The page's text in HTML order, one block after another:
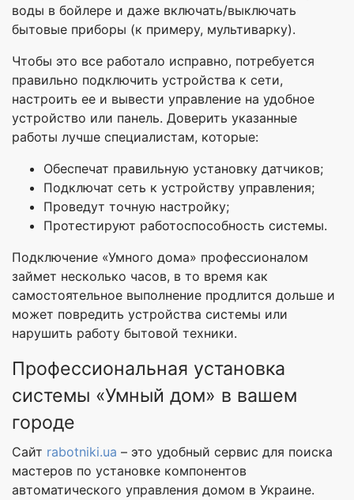
воды в бойлере и даже включать/выключать
бытовые приборы (к примеру, мультиварку).
Чтобы это все работало исправно, потребуется
правильно подключить устройства к сети,
настроить ее и вывести управление на удобное
устройство или панель. Доверить указанные
работы лучше специалистам, которые:
Обеспечат правильную установку датчиков;
Подключат сеть к устройству управления;
Проведут точную настройку;
Протестируют работоспособность системы.
Подключение «Умного дома» профессионалом
займет несколько часов, в то время как
самостоятельное выполнение продлится дольше и
может повредить устройства системы или
нарушить работу бытовой техники.
Профессиональная установка
системы «Умный дом» в вашем
городе
Сайт rabotniki.ua – это удобный сервис для поиска
мастеров по установке компонентов
автоматического управления домом в Украине.